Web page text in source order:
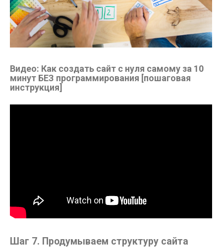
Видео: Как создать сайт с нуля самому за 10
минут БЕЗ программирования [пошаговая
инструкция]
Шаг 7. Продумываем структуру сайта